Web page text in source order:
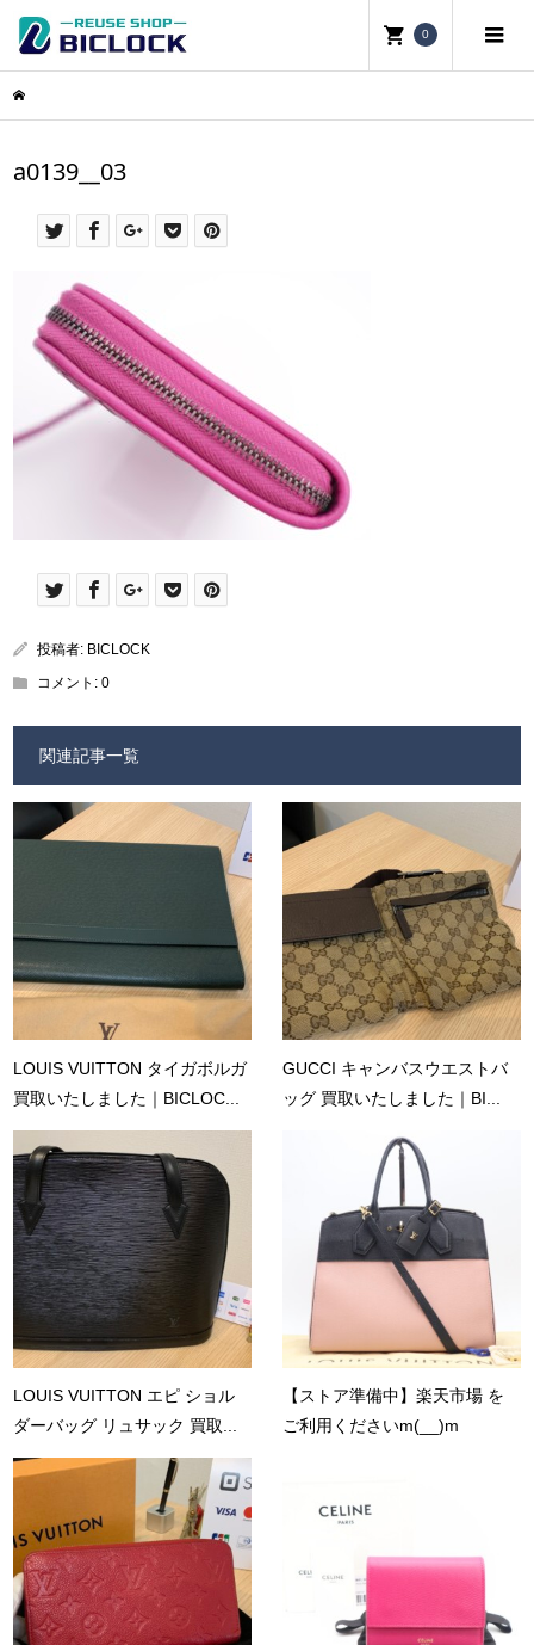
0
a0139__03
投稿者: BICLOCK
コメント:0
関連記事一覧
LOUIS VUITTON タイガボルガ
買取いたしました｜BICLOC...
GUCCI キャンバスウエストバ
ッグ 買取いたしました｜BI...
LOUIS VUITTON エピ ショル
ダーバッグ リュサック 買取...
【ストア準備中】楽天市場 を
ご利用くださいm(__)m